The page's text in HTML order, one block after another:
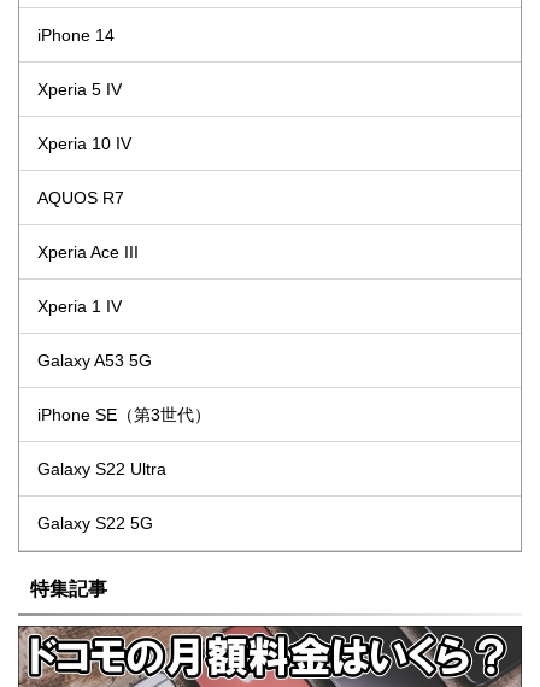
iPhone 14
Xperia 5 IV
Xperia 10 IV
AQUOS R7
Xperia Ace III
Xperia 1 IV
Galaxy A53 5G
iPhone SE（第3世代）
Galaxy S22 Ultra
Galaxy S22 5G
特集記事